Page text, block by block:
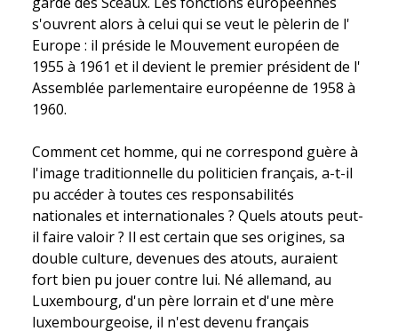
s'ouvrent alors à celui qui se veut le pèlerin de l'
Europe : il préside le Mouvement européen de
1955 à 1961 et il devient le premier président de l'
Assemblée parlementaire européenne de 1958 à
1960.
Comment cet homme, qui ne correspond guère à
l'image traditionnelle du politicien français, a-t-il
pu accéder à toutes ces responsabilités
nationales et internationales ? Quels atouts peut-
il faire valoir ? Il est certain que ses origines, sa
double culture, devenues des atouts, auraient
fort bien pu jouer contre lui. Né allemand, au
Luxembourg, d'un père lorrain et d'une mère
luxembourgeoise, il n'est devenu français